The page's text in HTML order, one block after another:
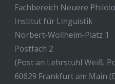
Fachbereich Neuere
Institut für Linguistik
Norbert-Wollheim-Platz 1
Postfach 2
(Post an Lehrstuhl Weiß:
60629 Frankfurt am Main